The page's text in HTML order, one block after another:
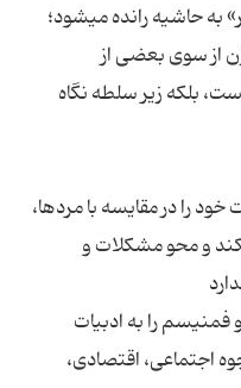
به حاشیه رانده مى‏شود؛
از سوى بعضى از
بلكه زیر سلطه نگاه
خود را در مقایسه با مردها،
و محو مشكلات و
فمنیسم را به ادبیات
اجتماعى، اقتصادى،